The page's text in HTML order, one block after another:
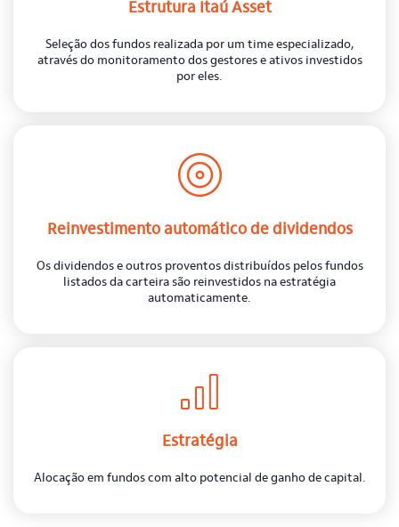
Estrutura Itaú Asset
Seleção dos fundos realizada por um time especializado,
através do monitoramento dos gestores e ativos investidos
por eles.
Reinvestimento automático de dividendos
Os dividendos e outros proventos distribuídos pelos fundos
listados da carteira são reinvestidos na estratégia
automaticamente.
Estratégia
Alocação em fundos com alto potencial de ganho de capital.